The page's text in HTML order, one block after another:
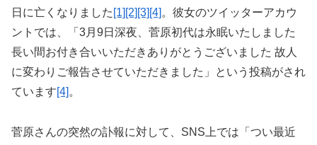
日に亡くなりました [1] [2] [3] [4]。彼女のツイッターアカウ
ントでは、「3月9日深夜、菅原初代は永眠いたしました
長い間お付き合いいただきありがとうございました 故人
に変わりご報告させていただきました」という投稿がされ
ています[4]。
菅原さんの突然の訃報に対して、SNS上では「つい最近